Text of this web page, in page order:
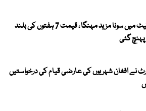
عالمی مارکیٹ میں سونا مزید مہنگا ، قیمت 7 ہفتوں کی بلند
پہنچ گئی
نے افغان شہریوں کی عارضی قیام کی درخواستیں